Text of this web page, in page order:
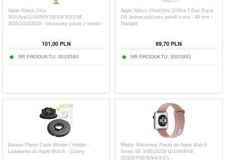
Apple Watch Ultra
3/2/Ultra/11/10/9/8/7/6/5/4/3/2/1/SE
2025/2022/2020 - luksusowy pasek z miedzi -
101,00 PLN
NR PRODUKTU: 3019580
Apple Watch Ultra/Ultra 2/Ultra 3 Dux Ducis
OA Jednoczęściowy pasek z etui - 49 mm -
Starlight
89,70 PLN
NR PRODUKTU: 3003991
Baseus Planet Cable Winder / Holder -
Ładowarka do Apple Watch - Czarny
Miękki Silikonowy Pasek do Apple Watch
Series SE 3/SE(2023)/11/10/9/8/SE
(2022)/7/SE/6/5/4/3/2/1 -